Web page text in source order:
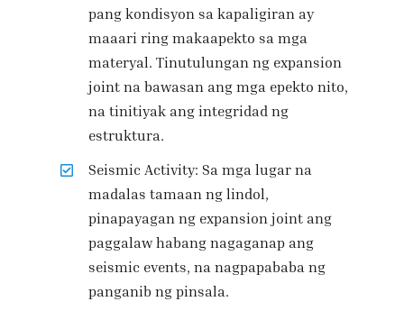
pang kondisyon sa kapaligiran ay
maaari ring makaapekto sa mga
materyal. Tinutulungan ng expansion
joint na bawasan ang mga epekto nito,
na tinitiyak ang integridad ng
estruktura.
Seismic Activity: Sa mga lugar na
madalas tamaan ng lindol,
pinapayagan ng expansion joint ang
paggalaw habang nagaganap ang
seismic events, na nagpapababa ng
panganib ng pinsala.